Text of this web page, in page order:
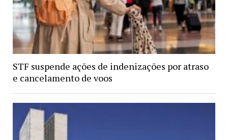
STF suspende ações de indenizações por atraso
e cancelamento de voos